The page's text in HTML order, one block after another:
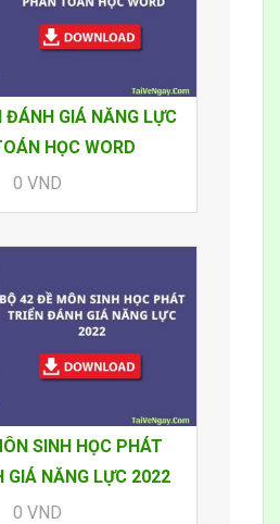
ĐÁNH GIÁ NĂNG LỰC
HỌC WORD
0 VND
SINH HỌC PHÁT
GIÁ NĂNG LỰC 2022
0 VND